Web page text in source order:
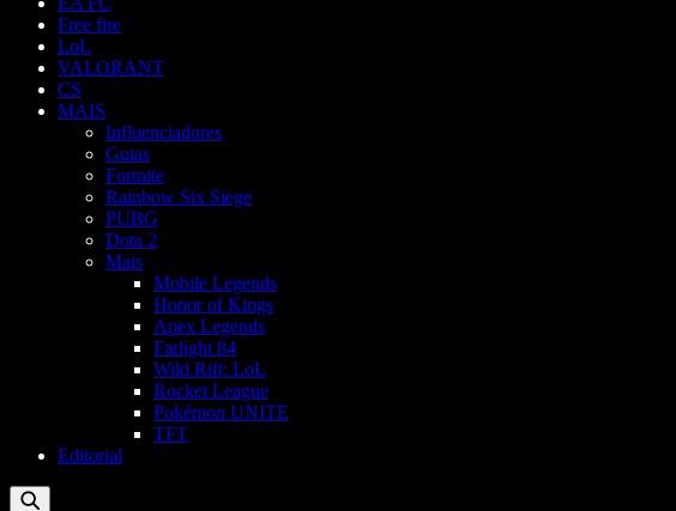
Free fire
LoL
VALORANT
CS
MAIS
Influenciadores
Guias
Fortnite
Rainbow Six Siege
PUBG
Dota 2
Mais
Mobile Legends
Honor of Kings
Apex Legends
Farlight 84
Wild Rift: LoL
Rocket League
Pokémon UNITE
TFT
Editorial
Buscar